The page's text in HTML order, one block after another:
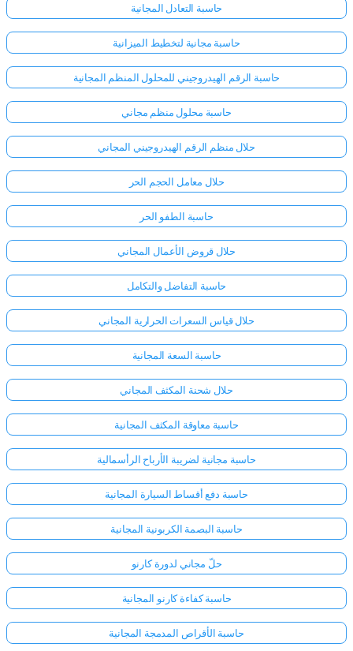
حاسبة التعادل المجانية
حاسبة مجانية لتخطيط الميزانية
حاسبة الرقم الهيدروجيني للمحلول المنظم المجانية
حاسبة محلول منظم مجاني
حلال منظم الرقم الهيدروجيني المجاني
حلال معامل الحجم الحر
حاسبة الطفو الحر
حلال قروض الأعمال المجاني
حاسبة التفاضل والتكامل
حلال قياس السعرات الحرارية المجاني
حاسبة السعة المجانية
حلال شحنة المكثف المجاني
حاسبة معاوقة المكثف المجانية
حاسبة مجانية لضريبة الأرباح الرأسمالية
حاسبة دفع أقساط السيارة المجانية
حاسبة البصمة الكربونية المجانية
حلّ مجاني لدورة كارنو
حاسبة كفاءة كارنو المجانية
حاسبة الأقراص المدمجة المجانية